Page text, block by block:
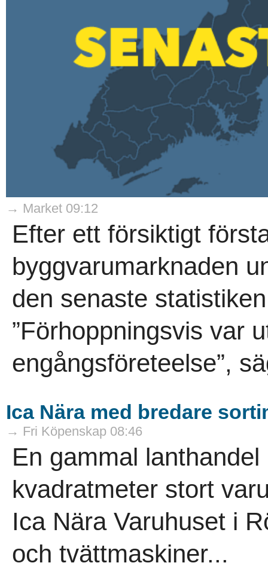
→ Market 09:12
Efter ett försiktigt
byggvarumarknaden
den senaste
”Förhoppningsvis var
engångsföreteelse”,
Ica Nära med bredare
→ Fri Köpenskap 08:46
En gammal
kvadratmeter stort
Ica Nära Varuhuset i
och tvättmaskiner...